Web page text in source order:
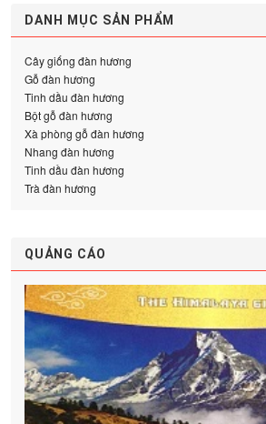
DANH MỤC SẢN PHẨM
Cây giống đàn hương
Gỗ đàn hương
Tinh dầu đàn hương
Bột gỗ đàn hương
Xà phòng gỗ đàn hương
Nhang đàn hương
Tinh dầu đàn hương
Trà đàn hương
QUẢNG CÁO